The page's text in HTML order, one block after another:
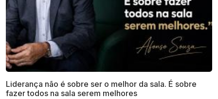
Liderança não é sobre ser o melhor da sala. É sobre
fazer todos na sala serem melhores